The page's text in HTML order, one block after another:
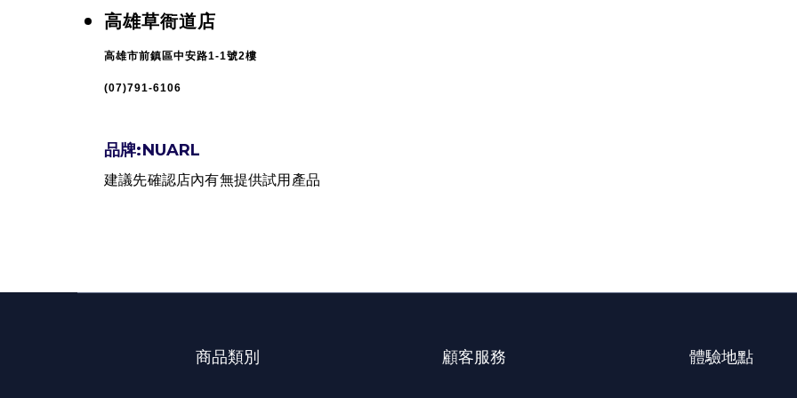
高雄草衙道店
高雄市前鎮區中安路1-1號2樓
(07)791-6106
品牌:NUARL
建議先確認店內有無提供試用產品
商品類別 顧客服務 體驗地點